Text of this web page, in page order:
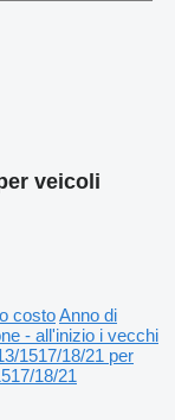
veicoli
costoAnno di
- all'inizio i vecchi